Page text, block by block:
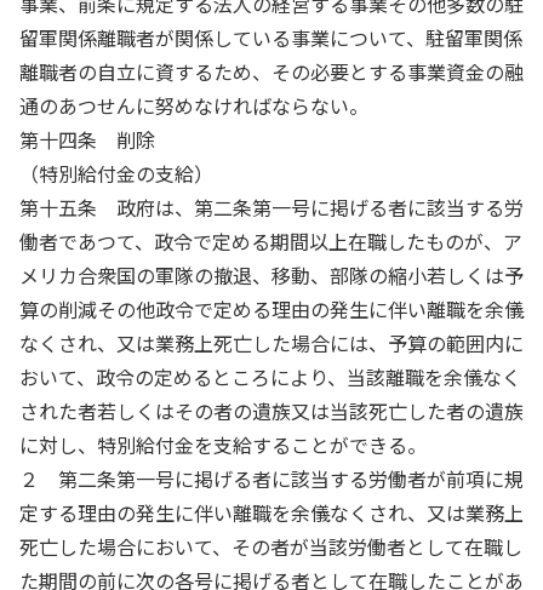
留軍関係離職者が関係している事業について、駐留軍関係
離職者の自立に資するため、その必要とする事業資金の融
通のあつせんに努めなければならない。
第十四条 削除
（特別給付金の支給）
第十五条 政府は、第二条第一号に掲げる者に該当する労
働者であつて、政令で定める期間以上在職したものが、ア
メリカ合衆国の軍隊の撤退、移動、部隊の縮小若しくは予
算の削減その他政令で定める理由の発生に伴い離職を余儀
なくされ、又は業務上死亡した場合には、予算の範囲内に
おいて、政令の定めるところにより、当該離職を余儀なく
された者若しくはその者の遺族又は当該死亡した者の遺族
に対し、特別給付金を支給することができる。
２ 第二条第一号に掲げる者に該当する労働者が前項に規
定する理由の発生に伴い離職を余儀なくされ、又は業務上
死亡した場合において、その者が当該労働者として在職し
た期間の前に次の各号に掲げる者として在職したことがあ